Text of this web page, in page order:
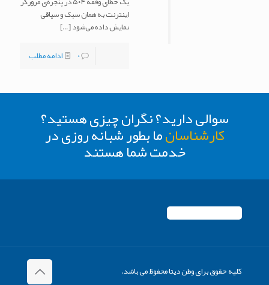
اینترنت به همان سبک و سیاقی
نمایش داده می‌شود[…]
0
ادامه مطلب
سوالی دارید؟ نگران چیزی هستید؟
کارشناسانما بطور شبانه روزی در
خدمت شما هستند
کلیه حقوق برای وطن دیتا محفوظ می باشد.